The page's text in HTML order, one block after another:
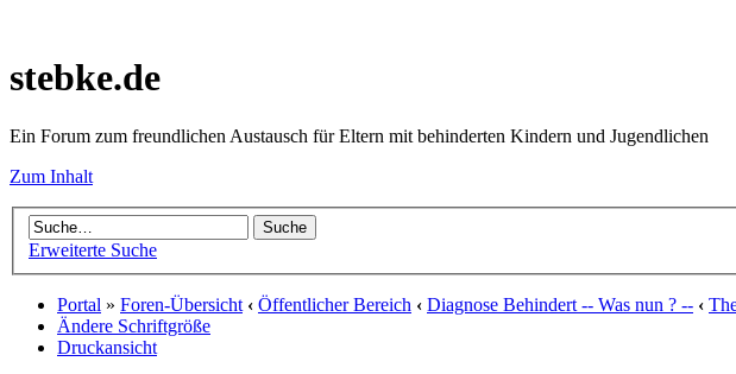
stebke.de
Ein Forum zum freundlichen Austausch für Eltern mit behinderten Kindern und Jugendlichen
Zum Inhalt
Erweiterte Suche
Portal » Foren-Übersicht ‹ Öffentlicher Bereich ‹ Diagnose Behindert -- Was nun ? -- ‹
Ändere Schriftgröße
Druckansicht